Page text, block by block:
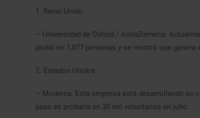
1. Reino Unido
– Universidad de Oxford / AstraZemeca:
probó en 1,077 personas y se mostró que
2. Estados Unidos
– Moderna: Esta empresa está desarrollando su
paso es probarla en 30 mil voluntarios en julio.